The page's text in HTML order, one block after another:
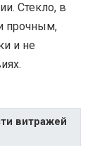
Стекло, в
прочным,
и не
витражей